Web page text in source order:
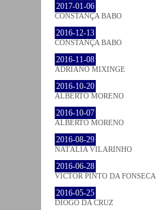
2017-01-06
CONSTANÇA BABO
2016-12-13
CONSTANÇA BABO
2016-11-08
ADRIANO MIXINGE
2016-10-20
ALBERTO MORENO
2016-10-07
ALBERTO MORENO
2016-08-29
NATÁLIA VILARINHO
2016-06-28
VICTOR PINTO DA FONSECA
2016-05-25
DIOGO DA CRUZ